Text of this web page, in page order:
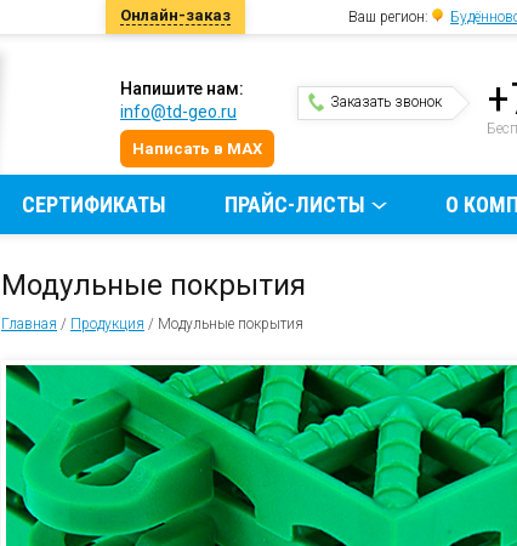
Онлайн-заказ Ваш регион:
Заказать звонок
Напишите нам:
info@td-geo.ru
Написать в MAX
СЕРТИФИКАТЫ ПРАЙС-ЛИСТЫ О
Модульные покрытия
Главная / Продукция / Модульные покрытия